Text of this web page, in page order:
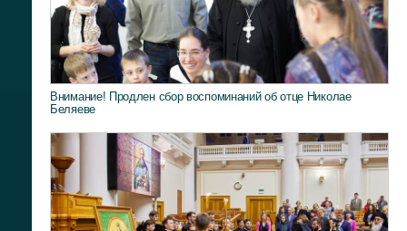
Внимание! Продлен сбор воспоминаний об отце Николае
Беляеве